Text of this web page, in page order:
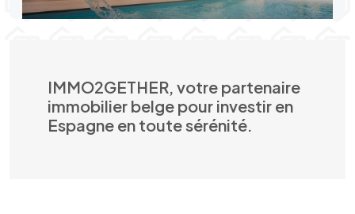
IMMO2GETHER, votre partenaire
immobilier belge pour investir en
Espagne en toute sérénité.